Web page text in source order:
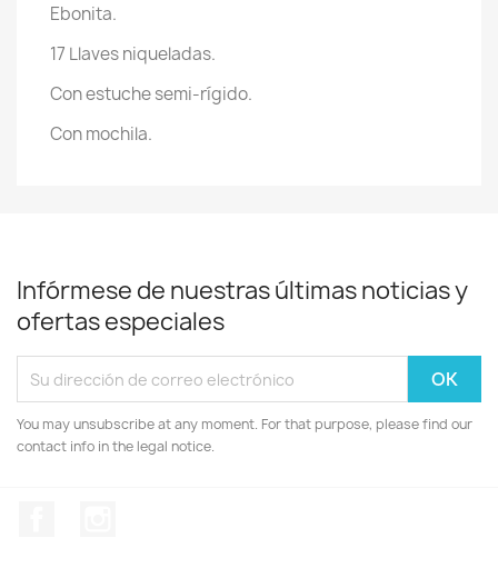
Ebonita.
17 Llaves niqueladas.
Con estuche semi-rígido.
Con mochila.
Infórmese de nuestras últimas noticias y
ofertas especiales
You may unsubscribe at any moment. For that purpose, please find our
contact info in the legal notice.